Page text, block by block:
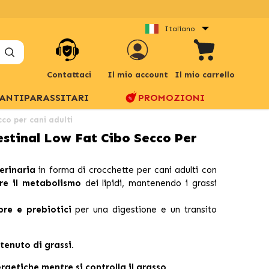
Italiano
Contattaci Il mio account Il mio carrello
ANTIPARASSITARI PROMOZIONI
per cani adulti
Low Fat Cibo Secco Per
in forma di crocchette per cani adulti con
il metabolismo dei lipidi, mantenendo i grassi
e prebiotici per una digestione e un transito
di grassi.